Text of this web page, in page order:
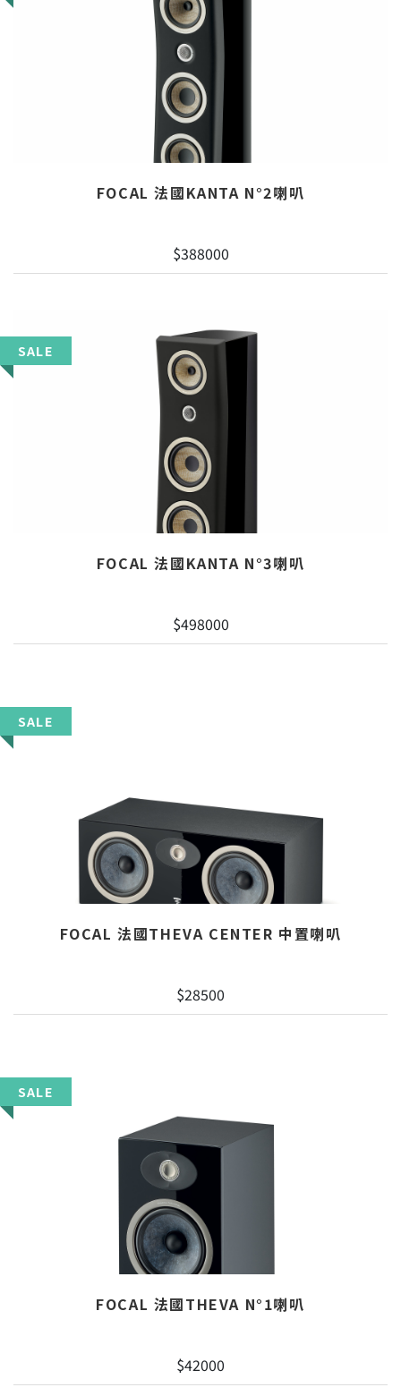
FOCAL 法國KANTA N°2喇叭
$388000
FOCAL 法國KANTA N°3喇叭
$498000
SALE
FOCAL 法國THEVA CENTER 中置喇叭
$28500
SALE
FOCAL 法國THEVA N°1喇叭
$42000
SALE